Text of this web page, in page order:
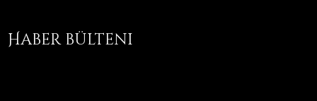
Haber bülteni